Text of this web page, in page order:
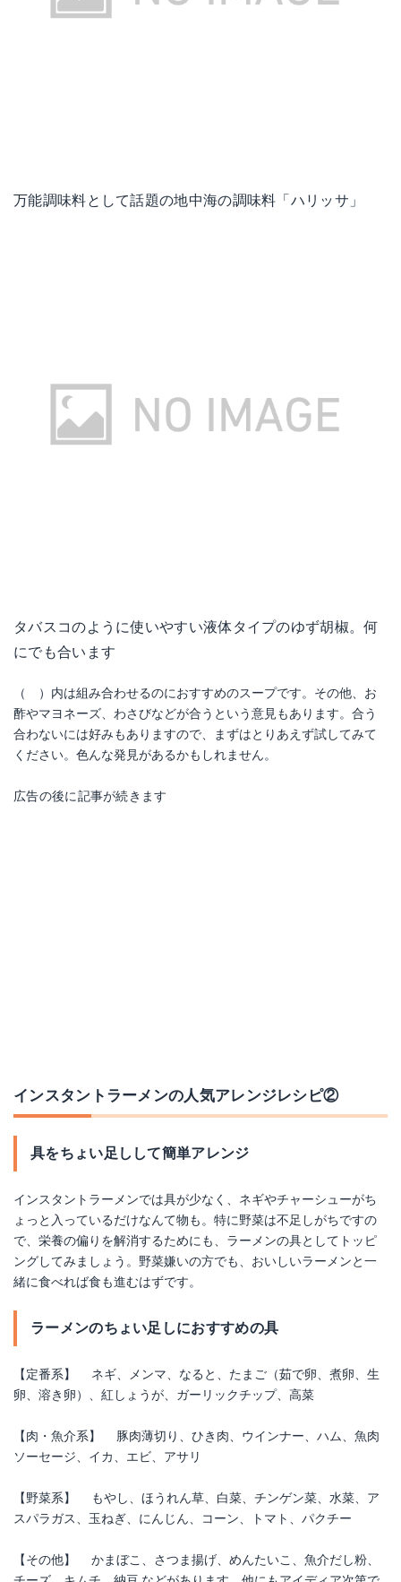
万能調味料として話題の地中海の調味料「ハリッサ」
タバスコのように使いやすい液体タイプのゆず胡椒。何
にでも合います
（ ）内は組み合わせるのにおすすめのスープです。その他、お
酢やマヨネーズ、わさびなどが合うという意見もあります。合う
合わないには好みもありますので、まずはとりあえず試してみて
ください。色んな発見があるかもしれません。
広告の後に記事が続きます
インスタントラーメンの人気アレンジレシピ②
具をちょい足しして簡単アレンジ
インスタントラーメンでは具が少なく、ネギやチャーシューがち
ょっと入っているだけなんて物も。特に野菜は不足しがちですの
で、栄養の偏りを解消するためにも、ラーメンの具としてトッピ
ングしてみましょう。野菜嫌いの方でも、おいしいラーメンと一
緒に食べれば食も進むはずです。
ラーメンのちょい足しにおすすめの具
【定番系】 ネギ、メンマ、なると、たまご（茹で卵、煮卵、生
卵、溶き卵）、紅しょうが、ガーリックチップ、高菜
【肉・魚介系】 豚肉薄切り、ひき肉、ウインナー、ハム、魚肉
ソーセージ、イカ、エビ、アサリ
【野菜系】 もやし、ほうれん草、白菜、チンゲン菜、水菜、ア
スパラガス、玉ねぎ、にんじん、コーン、トマト、パクチー
【その他】 かまぼこ、さつま揚げ、めんたいこ、魚介だし粉、